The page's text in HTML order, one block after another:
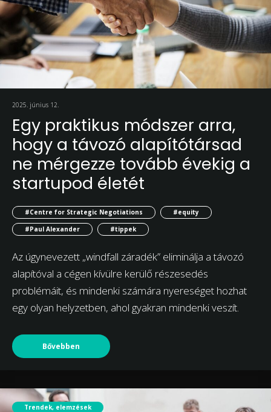
2025. június 12.
Egy praktikus módszer arra,
hogy a távozó alapítótársad
ne mérgezze tovább évekig a
startupod életét
#Centre for Strategic Negotiations
#equity
#Paul Alexander
#tippek
Az úgynevezett „windfall záradék” eliminálja a távozó
alapítóval a cégen kívülre kerülő részesedés
problémáit, és mindenki számára nyereséget hozhat
egy olyan helyzetben, ahol gyakran mindenki veszít.
Bővebben
Trendek, elemzések